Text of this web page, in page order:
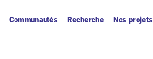
Communautés Recherche Nos projets